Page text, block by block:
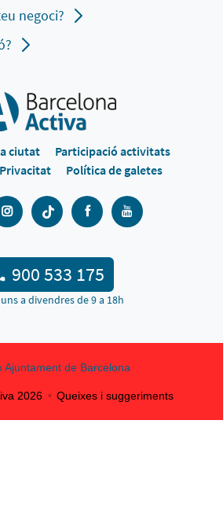
negoci?
ciutat
Participació activitats
Privacitat Política de galetes
900 533 175
a divendres de 9 a 18h
2026 Queixes i suggeriments